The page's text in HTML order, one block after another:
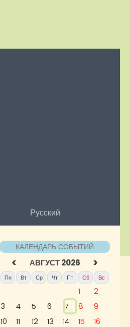
Русский
КАЛЕНДАРЬ СОБЫТИЙ
< АВГУСТ 2026 >
Пн Вт Ср Чт Пт Сб Вс
1
2
3
4 5 6 7 8
9
10
11 12 13 14 15
16